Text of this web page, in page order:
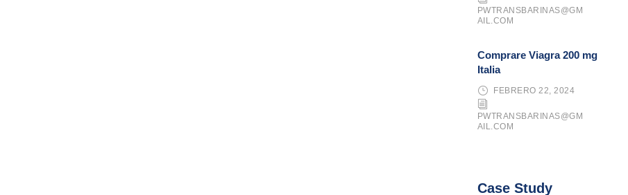
PWTRANSBARINAS@GM
AIL.COM
Comprare Viagra 200 mg
Italia
FEBRERO 22, 2024
PWTRANSBARINAS@GM
AIL.COM
Case Study